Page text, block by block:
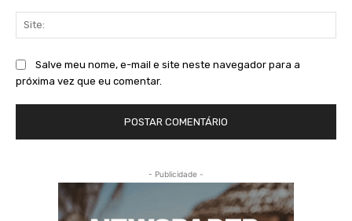
Salve meu nome, e-mail e site neste navegador para a
próxima vez que eu comentar.
- Publicidade -